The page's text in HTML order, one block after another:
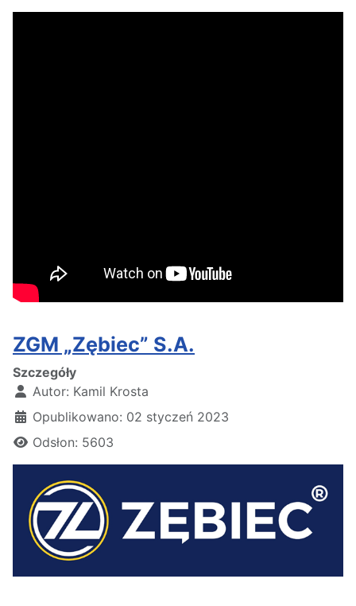
ZGM „Zębiec” S.A.
Szczegóły
Autor: Kamil Krosta
Opublikowano: 02 styczeń 2023
Odsłon: 5603